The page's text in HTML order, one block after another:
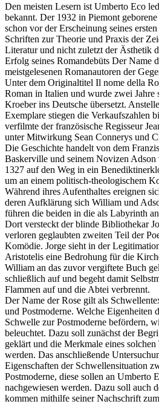
Den meisten Lesern ist Umberto Eco
bekannt. Der 1932 in Piemont
schon vor der Erscheinung seines
Schriften zur Theorie und Praxis der
Literatur und nicht zuletzt der Ästhetik
Erfolg seines Romandebüts Der Name
meistgelesenen Romanautoren der
Unter dem Originaltitel Il nome della
Roman in Italien und wurde zwei Jahre
Kroeber ins Deutsche übersetzt.
Exemplare stiegen die Verkaufszahlen
verfilmte der französische Regisseur
unter Mitwirkung Sean Connerys und
Die Geschichte handelt von dem
Baskerville und seinem Novizen
1327 auf den Weg in ein
um an einem politisch-theologischem
Während ihres Aufenthaltes ereignen
deren Aufklärung sich William und
führen die beiden in die als Labyrinth
Dort versteckt der blinde Bibliothekar
verloren geglaubten zweiten Teil der
Komödie. Jorge sieht in der
Aristotelis eine Bedrohung für die
William an das zuvor vergiftete Buch
schließlich auf und begeht damit
Flammen auf und die Abtei verbrennt.
Der Name der Rose gilt als
und Postmoderne. Welche Eigenheiten
Schwelle zur Postmoderne befördern,
beleuchtet. Dazu soll zunächst der
geklärt und die Merkmale eines solchen
werden. Das anschließende
Eigenschaften der Schwellensituation
Postmoderne, diese sollen an Umberto
nachgewiesen werden. Dazu soll auch
kommen mithilfe seiner Nachschrift zum